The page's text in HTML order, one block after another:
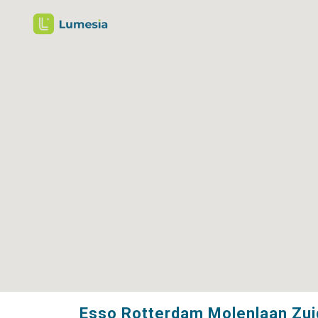
Esso Rotterdam Molenlaan